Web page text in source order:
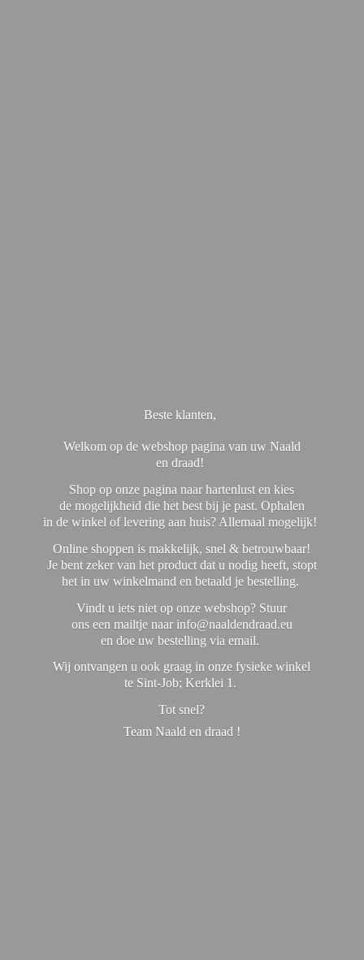
Beste klanten,
Welkom op de webshop pagina van uw Naald
en draad!
Shop op onze pagina naar hartenlust en kies
de mogelijkheid die het best bij je past. Ophalen
in de winkel of levering aan huis? Allemaal mogelijk!
Online shoppen is makkelijk, snel & betrouwbaar!
Je bent zeker van het product dat u nodig heeft, stopt
het in uw winkelmand en betaald je bestelling.
Vindt u iets niet op onze webshop? Stuur
ons een mailtje naar info@naaldendraad.eu
en doe uw bestelling via email.
Wij ontvangen u ook graag in onze fysieke winkel
te Sint-Job; Kerklei 1.
Tot snel?
Team Naald en draad !